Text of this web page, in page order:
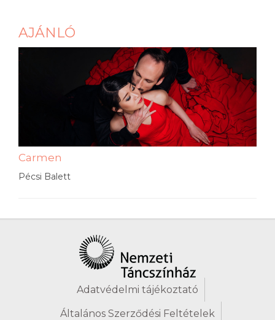
AJÁNLÓ
Carmen
Pécsi Balett
Adatvédelmi tájékoztató
Általános Szerződési Feltételek